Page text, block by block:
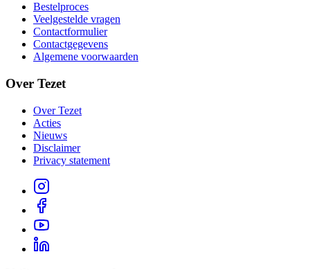
Bestelproces
Veelgestelde vragen
Contactformulier
Contactgegevens
Algemene voorwaarden
Over Tezet
Over Tezet
Acties
Nieuws
Disclaimer
Privacy statement